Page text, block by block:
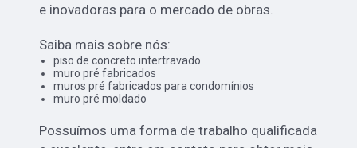
e inovadoras para o mercado de obras.
Saiba mais sobre nós:
piso de concreto intertravado
muro pré fabricados
muros pré fabricados para condomínios
muro pré moldado
Possuímos uma forma de trabalho qualificada